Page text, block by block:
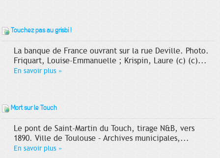
Touchez pas au grisbi !
La banque de France ouvrant sur la rue Deville. Photo.
Friquart, Louise-Emmanuelle ; Krispin, Laure (c) (c)...
En savoir plus »
Mort sur le Touch
Le pont de Saint-Martin du Touch, tirage N&B, vers
1890. Ville de Toulouse – Archives municipales,...
En savoir plus »